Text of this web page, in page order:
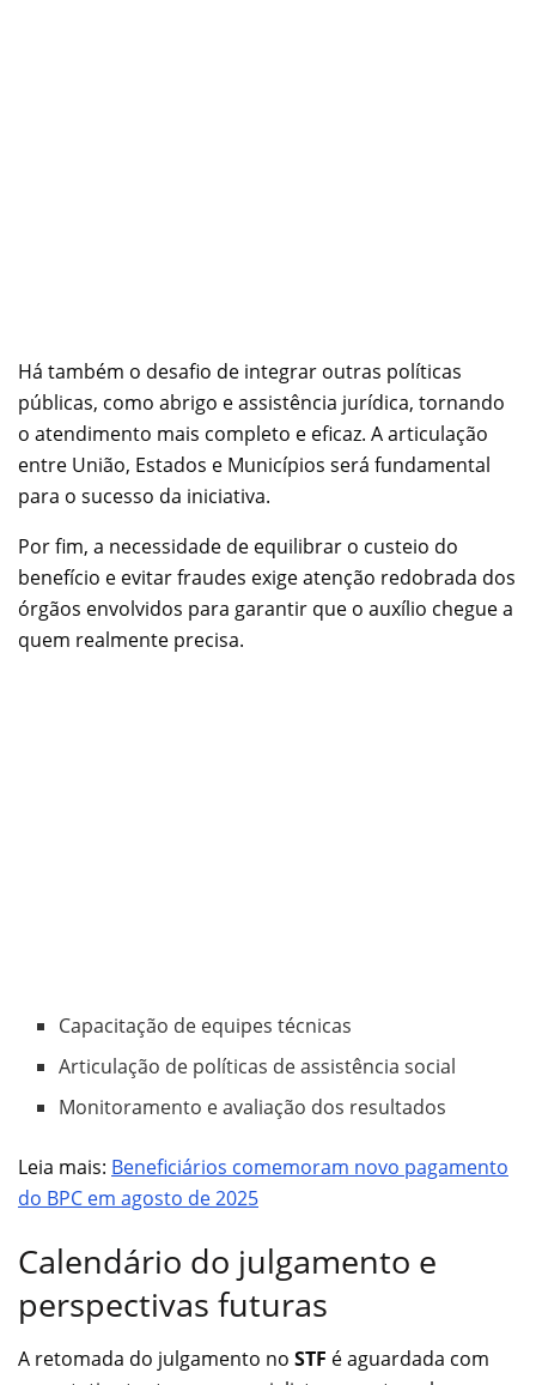
Há também o desafio de integrar outras políticas
públicas, como abrigo e assistência jurídica, tornando
o atendimento mais completo e eficaz. A articulação
entre União, Estados e Municípios será fundamental
para o sucesso da iniciativa.
Por fim, a necessidade de equilibrar o custeio do
benefício e evitar fraudes exige atenção redobrada dos
órgãos envolvidos para garantir que o auxílio chegue a
quem realmente precisa.
Capacitação de equipes técnicas
Articulação de políticas de assistência social
Monitoramento e avaliação dos resultados
Leia mais: Beneficiários comemoram novo pagamento
do BPC em agosto de 2025
Calendário do julgamento e
perspectivas futuras
A retomada do julgamento no STF é aguardada com